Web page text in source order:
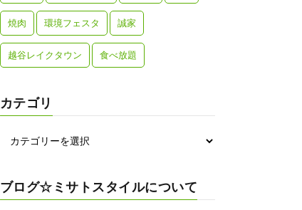
焼肉 環境フェスタ 誠家
越谷レイクタウン 食べ放題
カテゴリ
ブログ☆ミサトスタイルについて